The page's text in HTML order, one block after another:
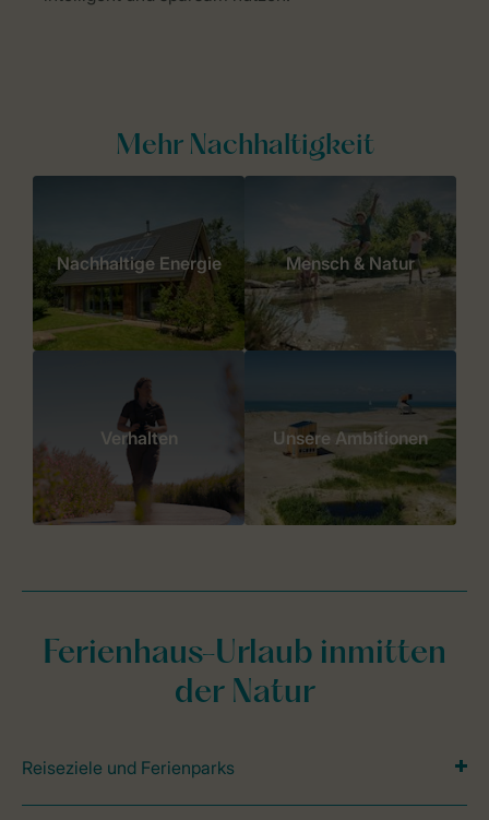
Mehr Nachhaltigkeit
Nachhaltige Energie Mensch & Natur
Verhalten Unsere Ambitionen
Ferienhaus-Urlaub inmitten
der Natur
Reiseziele und Ferienparks